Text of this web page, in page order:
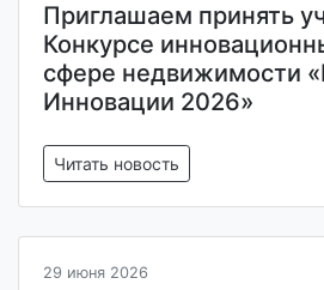
Приглашаем принять
Конкурсе
сфере недвижимости
Инновации 2026»
Читать новость
29 июня 2026